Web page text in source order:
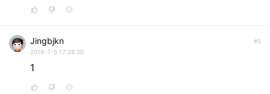
#5
Jingbjkn
2019-7-5 17:28:20
1